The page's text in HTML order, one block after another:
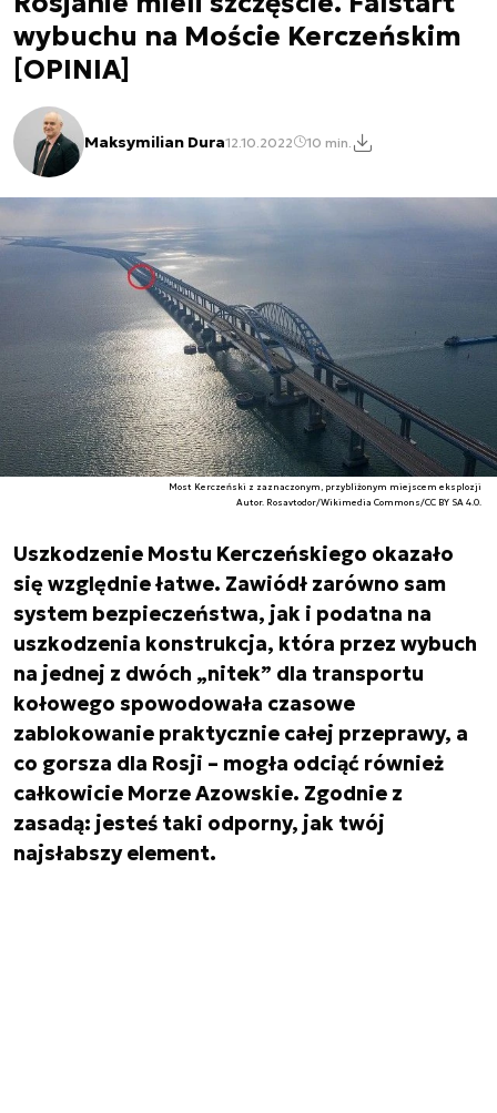
wybuchu na Moście Kerczeńskim
[OPINIA]
Maksymilian Dura12.10.2022 10 min.
Most Kerczeński z zaznaczonym, przybliżonym miejscem eksplozji
Autor. Rosavtodor/Wikimedia Commons/CC BY SA 4.0.
Uszkodzenie Mostu Kerczeńskiego okazało
się względnie łatwe. Zawiódł zarówno sam
system bezpieczeństwa, jak i podatna na
uszkodzenia konstrukcja, która przez wybuch
na jednej z dwóch „nitek” dla transportu
kołowego spowodowała czasowe
zablokowanie praktycznie całej przeprawy, a
co gorsza dla Rosji – mogła odciąć również
całkowicie Morze Azowskie. Zgodnie z
zasadą: jesteś taki odporny, jak twój
najsłabszy element.